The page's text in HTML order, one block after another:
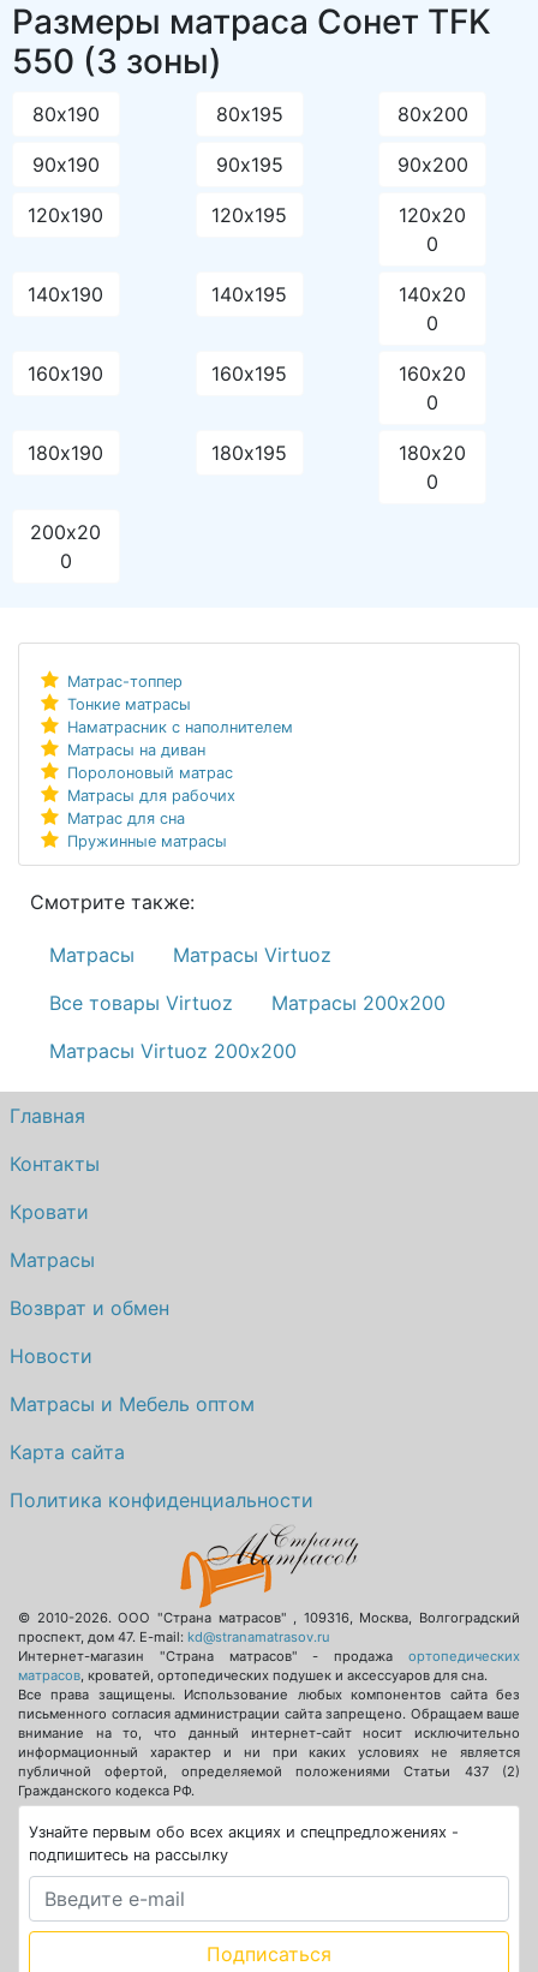
Размеры матраса Сонет TFK
550 (3 зоны)
80х190 80х195 80х200
90х190 90х195 90х200
120х190 120х195
120х20
0
140х190 140х195
140х20
0
160х190 160х195
160х20
0
180х190 180х195
180х20
0
200х20
0
Матрас-топпер
Тонкие матрасы
Наматрасник с наполнителем
Матрасы на диван
Поролоновый матрас
Матрасы для рабочих
Матрас для сна
Пружинные матрасы
Смотрите также:
Матрасы
Матрасы Virtuoz
Все товары Virtuoz
Матрасы 200х200
Матрасы Virtuoz 200х200
Главная
Контакты
Кровати
Матрасы
Возврат и обмен
Новости
Матрасы и Мебель оптом
Карта сайта
Политика конфиденциальности
© 2010-2026.ООО "Страна матрасов" 109316, Москва
Волгоградский
проспект, дом 47. E-mail: kd@stranamatrasov.ru
Интернет-магазин "Страна матрасов" - продажа ортопедических
матрасов , кроватей, ортопедических подушек и аксессуаров для сна.
Все права защищены. Использование любых компонентов сайта без
письменного согласия администрации сайта запрещено. Обращаем ваше
внимание на то, что данный интернет-сайт носит исключительно
информационный характер и ни при каких условиях не является
публичной офертой, определяемой положениями Статьи 437 (2)
Гражданского кодекса РФ.
Узнайте первым обо всех акциях и спецпредложениях -
подпишитесь на рассылку